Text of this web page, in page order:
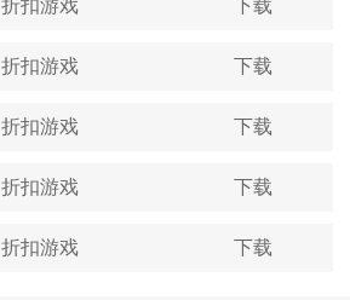
折扣游戏 下载
折扣游戏 下载
折扣游戏 下载
折扣游戏 下载
折扣游戏 下载